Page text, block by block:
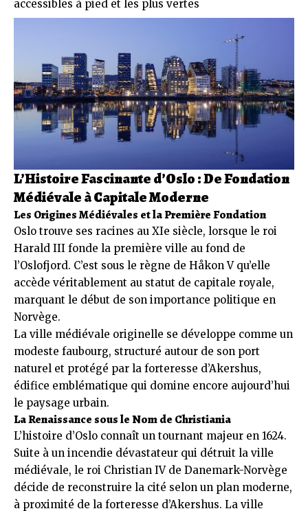
accessibles à pied et les plus vertes
L’Histoire Fascinante d’Oslo : De Fondation
Médiévale à Capitale Moderne
Les Origines Médiévales et la Première Fondation
Oslo trouve ses racines au XIe siècle, lorsque le roi
Harald III fonde la première ville au fond de
l’Oslofjord. C’est sous le règne de Håkon V qu’elle
accède véritablement au statut de capitale royale,
marquant le début de son importance politique en
Norvège.
La ville médiévale originelle se développe comme un
modeste faubourg, structuré autour de son port
naturel et protégé par la forteresse d’Akershus,
édifice emblématique qui domine encore aujourd’hui
le paysage urbain.
La Renaissance sous le Nom de Christiania
L’histoire d’Oslo connaît un tournant majeur en 1624.
Suite à un incendie dévastateur qui détruit la ville
médiévale, le roi Christian IV de Danemark-Norvège
décide de reconstruire la cité selon un plan moderne,
à proximité de la forteresse d’Akershus. La ville